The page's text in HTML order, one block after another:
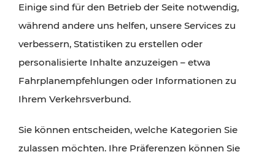
Einige sind für den Betrieb der Seite notwendig,
während andere uns helfen, unsere Services zu
verbessern, Statistiken zu erstellen oder
personalisierte Inhalte anzuzeigen – etwa
Fahrplanempfehlungen oder Informationen zu
Ihrem Verkehrsverbund.
Sie können entscheiden, welche Kategorien Sie
zulassen möchten. Ihre Präferenzen können Sie